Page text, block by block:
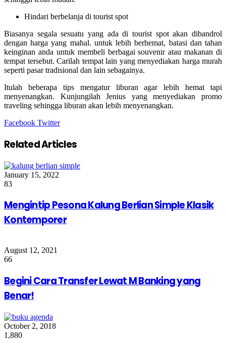
Hindari berbelanja di tourist spot
Biasanya segala sesuatu yang ada di tourist spot akan dibandrol
dengan harga yang mahal. untuk lebih berhemat, batasi dan tahan
keinginan anda untuk membeli berbagai souvenir atau makanan di
tempat tersebut. Carilah tempat lain yang menyediakan harga murah
seperti pasar tradisional dan lain sebagainya.
Itulah beberapa tips mengatur liburan agar lebih hemat tapi
menyenangkan. Kunjungilah Jenius yang menyediakan promo
traveling sehingga liburan akan lebih menyenangkan.
Facebook TwitterGoogle+
LinkedIn
StumbleUpon
Tumblr
Pinterest
Reddit
VKontakte
Share
Email
Print
Related Articles
January 15, 2022
83
Mengintip Pesona Kalung Berlian Simple Klasik
Kontemporer
August 12, 2021
66
Begini Cara Transfer Lewat M Banking yang
Benar!
October 2, 2018
1,880